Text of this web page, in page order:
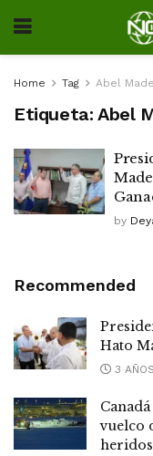
Home Tag Abel
Etiqueta: Abel
by
Recommended
Hato
3
vuelco
heridos